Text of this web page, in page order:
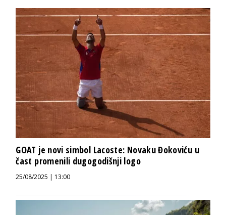
GOAT je novi simbol Lacoste: Novaku Đokoviću u
čast promenili dugogodišnji logo
25/08/2025 | 13:00